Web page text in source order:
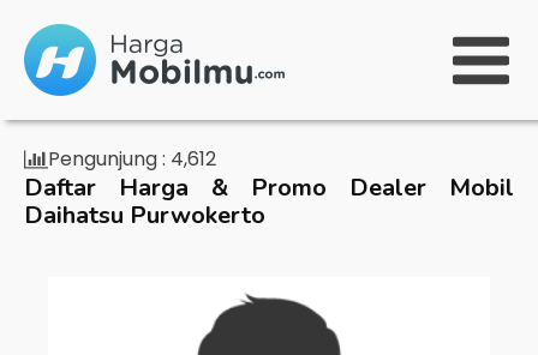
Pengunjung : 4,612
Daftar Harga & Promo Dealer Mobil
Daihatsu Purwokerto